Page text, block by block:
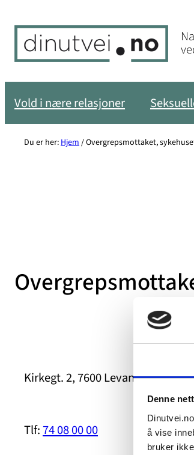
Denne
å vise
bruker
innhold
Vold i nære relasjoner
Du er her:Hjem/Overgrepsmottaket,
Kirkegt. 2, 7600 Levanger
Tlf:74 08 00 00